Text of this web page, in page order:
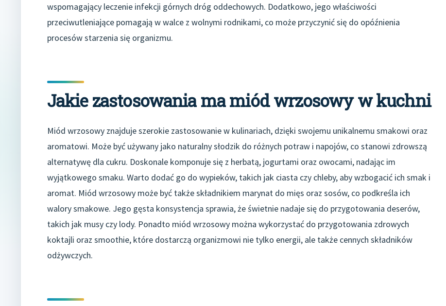
wspomagający leczenie infekcji górnych dróg oddechowych. Dodatkowo, jego właściwości
przeciwutleniające pomagają w walce z wolnymi rodnikami, co może przyczynić się do opóźnienia
procesów starzenia się organizmu.
Jakie zastosowania ma miód wrzosowy w kuchni
Miód wrzosowy znajduje szerokie zastosowanie w kulinariach, dzięki swojemu unikalnemu smakowi oraz
aromatowi. Może być używany jako naturalny słodzik do różnych potraw i napojów, co stanowi zdrowszą
alternatywę dla cukru. Doskonale komponuje się z herbatą, jogurtami oraz owocami, nadając im
wyjątkowego smaku. Warto dodać go do wypieków, takich jak ciasta czy chleby, aby wzbogacić ich smak i
aromat. Miód wrzosowy może być także składnikiem marynat do mięs oraz sosów, co podkreśla ich
walory smakowe. Jego gęsta konsystencja sprawia, że świetnie nadaje się do przygotowania deserów,
takich jak musy czy lody. Ponadto miód wrzosowy można wykorzystać do przygotowania zdrowych
koktajli oraz smoothie, które dostarczą organizmowi nie tylko energii, ale także cennych składników
odżywczych.